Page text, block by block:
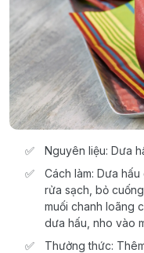
Nguyên liệu: Dưa
Cách làm: Dưa
rửa sạch, bỏ
muối chanh loãng
dưa hấu, nho vào
Thưởng thức: